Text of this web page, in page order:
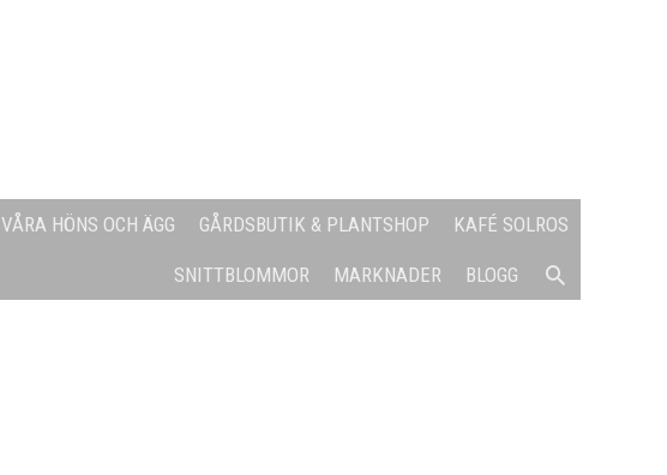
VÅRA HÖNS OCH ÄGG GÅRDSBUTIK & PLANTSHOP KAFÉ SOLROS
SNITTBLOMMOR MARKNADER BLOGG SÖK